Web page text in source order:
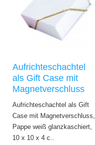
Aufrichteschachtel
als Gift Case mit
Magnetverschluss
Aufrichteschachtel als Gift
Case mit Magnetverschluss,
Pappe weiß glanzkaschiert,
10 x 10 x 4 c..